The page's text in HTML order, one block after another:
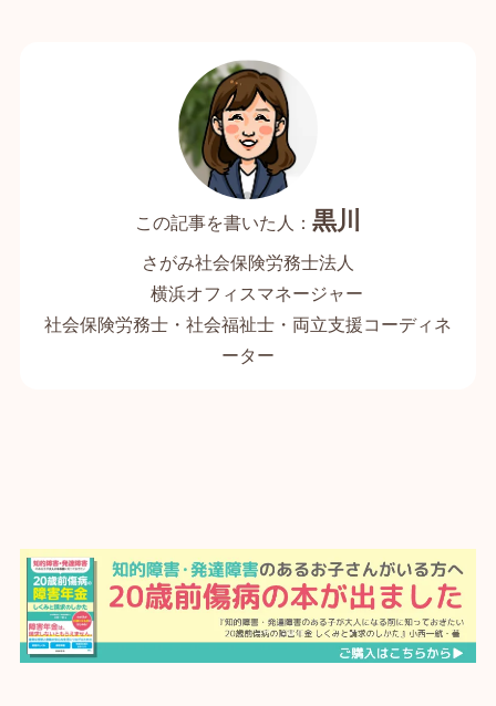
黒川
さがみ社会保険労務士法人
横浜オフィスマネージャー
社会保険労務士・社会福祉士・両立支援コーディネ
ーター